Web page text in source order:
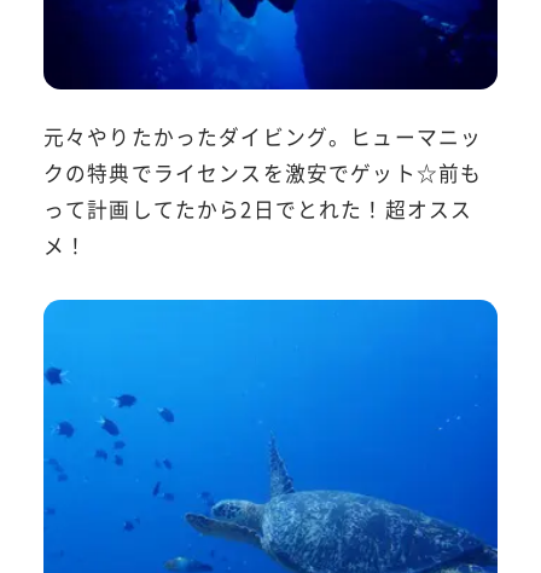
元々やりたかったダイビング。ヒューマニッ
クの特典でライセンスを激安でゲット☆前も
って計画してたから2日でとれた！超オスス
メ！